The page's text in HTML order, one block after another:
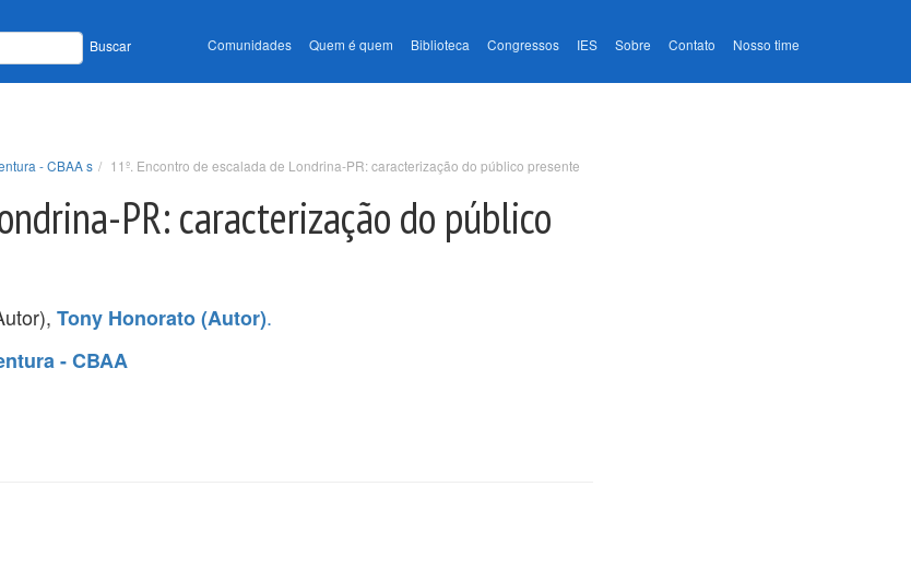
Buscar Comunidades Quem é quem Biblioteca Congressos IES Sobre Contato Nosso time
- CBAA s 11º. Encontro de escalada de Londrina-PR: caracterização do público presente
PR: caracterização do público
Tony Honorato (Autor).
- CBAA